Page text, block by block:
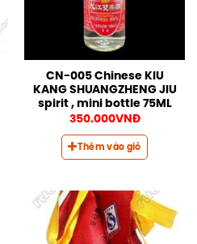
CN-005 Chinese KIU
KANG SHUANGZHENG JIU
spirit , mini bottle 75ML
350.000VNĐ
Thêm vào giỏ